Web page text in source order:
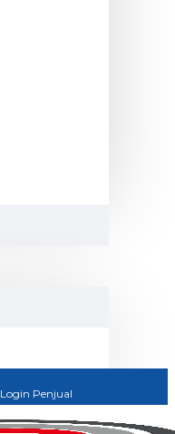
Login Penjual
Jadi Penjual